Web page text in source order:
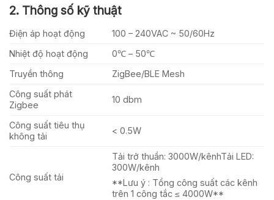
2. Thông số kỹ thuật
Điện áp hoạt động
100 – 240VAC ~ 50/60Hz
Nhiệt độ hoạt động
0℃ – 50℃
Truyền thông
ZigBee/BLE Mesh
Công suất phát
Zigbee
10 dbm
Công suất tiêu thụ
không tải
< 0.5W
Công suất tải
Tải trở thuần: 3000W/kênhTải LED:
300W/kênh
**Lưu ý : Tổng công suất các kênh
trên 1 công tắc ≤ 4000W**